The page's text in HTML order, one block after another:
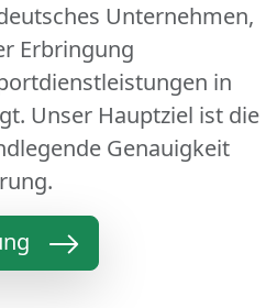
Unternehmen,
Erbringung
in
Unser Hauptziel ist die
Genauigkeit